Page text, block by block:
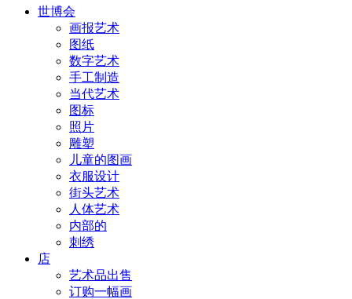
世博会
画报艺术
图纸
数字艺术
手工制造
当代艺术
图标
照片
雕塑
儿童的图画
衣服设计
街头艺术
人体艺术
内部的
刺绣
店
艺术品出售
订购一幅画